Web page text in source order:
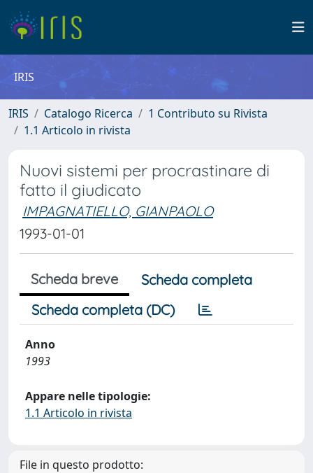
IRIS
IRIS Catalogo Ricerca
1 Contributo su Rivista
1.1 Articolo in rivista
Nuovi sistemi per procrastinare di
fatto il giudicato
IMPAGNATIELLO, GIANPAOLO
1993-01-01
Scheda breve
Scheda completa
Scheda completa (DC)
Anno
1993
Appare nelle tipologie:
1.1 Articolo in rivista
File in questo prodotto: